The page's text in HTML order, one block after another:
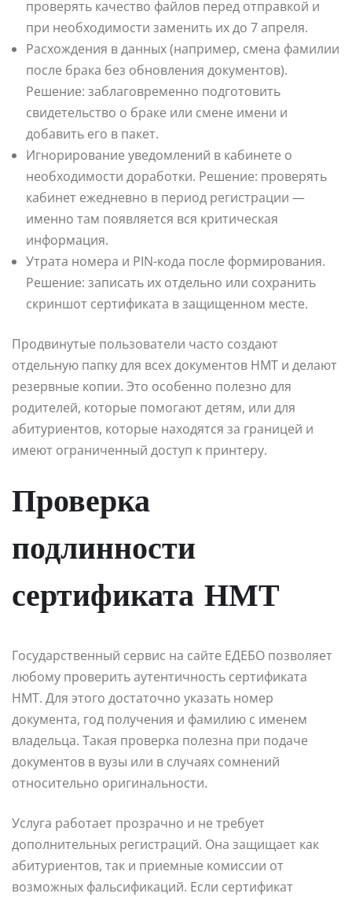
проверять качество файлов перед отправкой и
при необходимости заменить их до 7 апреля.
Расхождения в данных (например, смена фамилии
после брака без обновления документов).
Решение: заблаговременно подготовить
свидетельство о браке или смене имени и
добавить его в пакет.
Игнорирование уведомлений в кабинете о
необходимости доработки. Решение: проверять
кабинет ежедневно в период регистрации —
именно там появляется вся критическая
информация.
Утрата номера и PIN-кода после формирования.
Решение: записать их отдельно или сохранить
скриншот сертификата в защищенном месте.
Продвинутые пользователи часто создают
отдельную папку для всех документов НМТ и делают
резервные копии. Это особенно полезно для
родителей, которые помогают детям, или для
абитуриентов, которые находятся за границей и
имеют ограниченный доступ к принтеру.
Проверка
подлинности
сертификата НМТ
Государственный сервис на сайте ЕДЕБО позволяет
любому проверить аутентичность сертификата
НМТ. Для этого достаточно указать номер
документа, год получения и фамилию с именем
владельца. Такая проверка полезна при подаче
документов в вузы или в случаях сомнений
относительно оригинальности.
Услуга работает прозрачно и не требует
дополнительных регистраций. Она защищает как
абитуриентов, так и приемные комиссии от
возможных фальсификаций. Если сертификат